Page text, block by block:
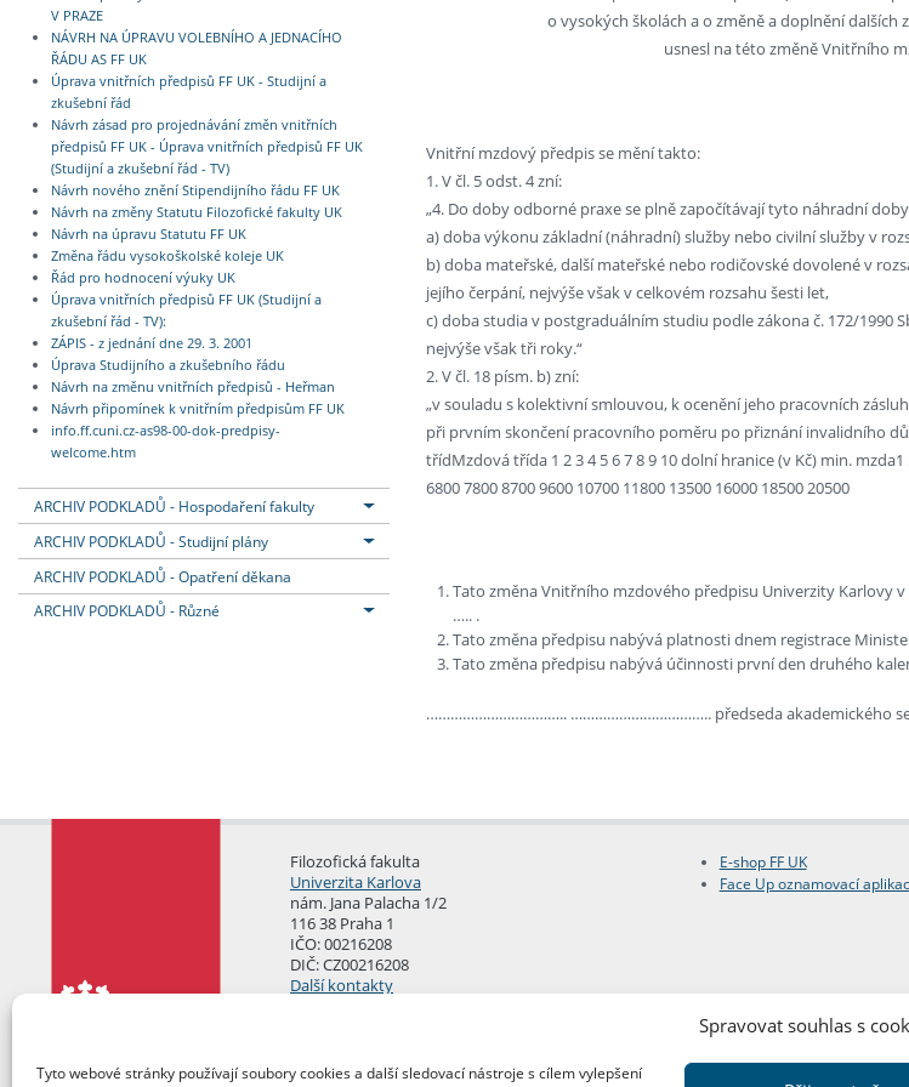
Spravovat souhlas s
Tyto webové stránky používají soubory cookies a další sledovací nástroje s cílem vylepšení
V PRAZE
NÁVRH NA ÚPRAVU VOLEBNÍHO A JEDNACÍHO
ŘÁDU AS FF UK
Úprava vnitřních předpisů FF UK - Studijní a
zkušební řád
Návrh zásad pro projednávání změn vnitřních
předpisů FF UK - Úprava vnitřních předpisů FF UK
(Studijní a zkušební řád - TV)
Návrh nového znění Stipendijního řádu FF UK
Návrh na změny Statutu Filozofické fakulty UK
Návrh na úpravu Statutu FF UK
Změna řádu vysokoškolské koleje UK
Řád pro hodnocení výuky UK
Úprava vnitřních předpisů FF UK (Studijní a
zkušební řád - TV):
ZÁPIS - z jednání dne 29. 3. 2001
Úprava Studijního a zkušebního řádu
Návrh na změnu vnitřních předpisů - Heřman
Návrh připomínek k vnitřním předpisům FF UK
info.ff.cuni.cz-as98-00-dok-predpisy-
welcome.htm
ARCHIV PODKLADŮ - Hospodaření fakulty
ARCHIV PODKLADŮ - Studijní plány
ARCHIV PODKLADŮ - Opatření děkana
ARCHIV PODKLADŮ - Různé
o vysokých školách a o změně a doplnění dalších
usnesl na této změně Vnitřního
Vnitřní mzdový předpis se mění takto:
1. V čl. 5 odst. 4 zní:
„4. Do doby odborné praxe se plně započítávají tyto náhradní
a) doba výkonu základní (náhradní) služby nebo civilní služby v
b) doba mateřské, další mateřské nebo rodičovské dovolené v
jejího čerpání, nejvýše však v celkovém rozsahu šesti let,
c) doba studia v postgraduálním studiu podle zákona č. 172/
nejvýše však tři roky.“
2. V čl. 18 písm. b) zní:
„v souladu s kolektivní smlouvou, k ocenění jeho pracovních
při prvním skončení pracovního poměru po přiznání invalidního
třídMzdová třída 1 2 3 4 5 6 7 8 9 10 dolní hranice (v Kč) min. mzda1
6800 7800 8700 9600 10700 11800 13500 16000 18500 20500
Tato změna Vnitřního mzdového předpisu Univerzity Karlovy
….. .
Tato změna předpisu nabývá platnosti dnem registrace
Tato změna předpisu nabývá účinnosti první den druhého
…………………………….. …………………………….. předseda akademického
Filozofická fakulta
Univerzita Karlova
nám. Jana Palacha 1/2
116 38 Praha 1
IČO: 00216208
DIČ: CZ00216208
Další kontakty
E-shop FF UK
Face Up oznamovací